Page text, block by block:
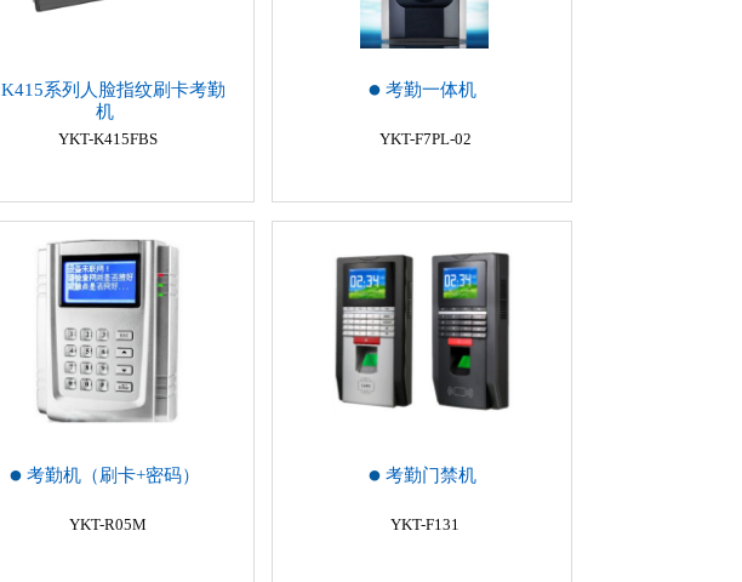
K415系列人脸指纹刷卡考勤
机
YKT-K415FBS
考勤一体机
YKT-F7PL-02
考勤机（刷卡+密码）
YKT-R05M
考勤门禁机
YKT-F131